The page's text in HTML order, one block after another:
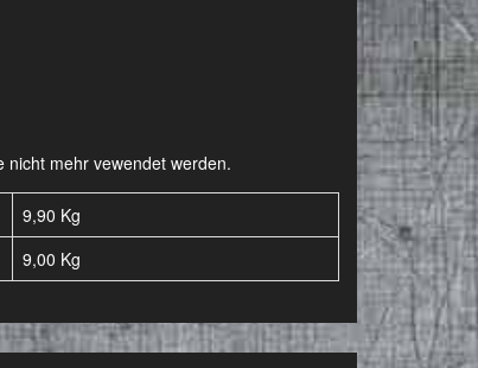
nicht mehr vewendet werden.
9,90 Kg
9,00 Kg